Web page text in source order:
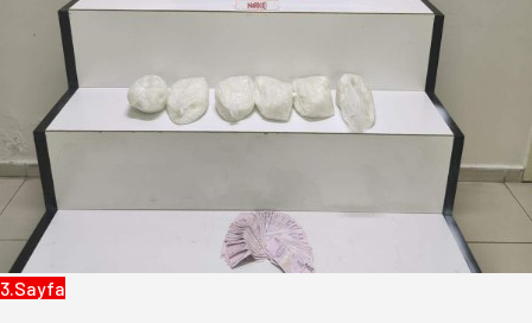
3.Sayfa